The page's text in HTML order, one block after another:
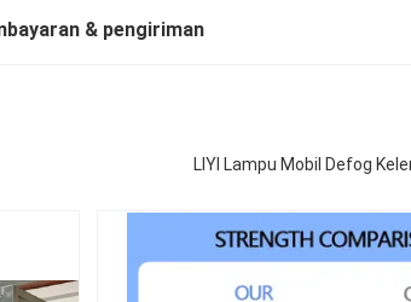
& pengiriman
LIYI Lampu Mobil Defog